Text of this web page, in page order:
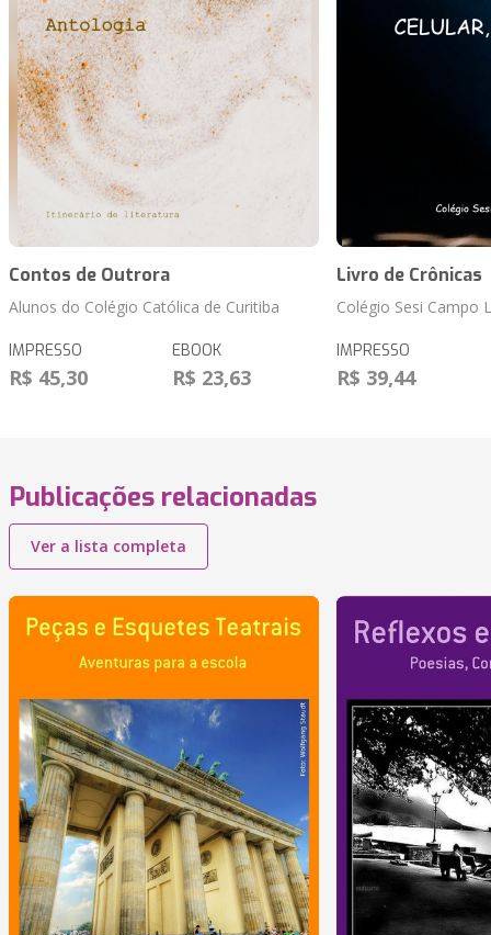
Contos de Outrora
Alunos do Colégio Católica de Curitiba
IMPRESSO
R$ 45,30
EBOOK
R$ 23,63
Livro de Crônicas
Colégio Sesi Campo
IMPRESSO
R$ 39,44
Publicações relacionadas
Ver a lista completa